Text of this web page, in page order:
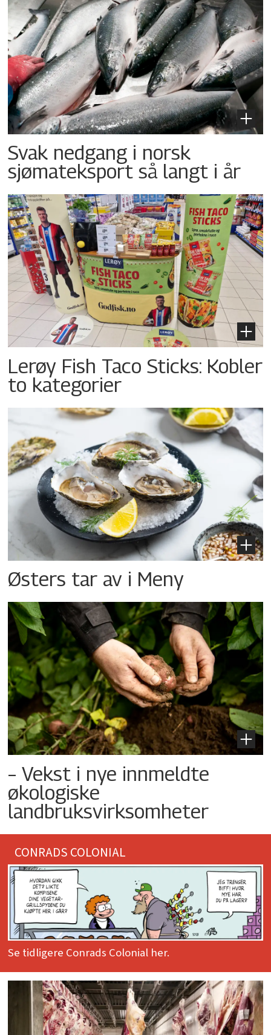
Svak nedgang i norsk
sjømateksport så langt i år
Lerøy Fish Taco Sticks: Kobler
to kategorier
Østers tar av i Meny
– Vekst i nye innmeldte
økologiske
landbruksvirksomheter
CONRADS COLONIAL
Se tidligere Conrads Colonial her.